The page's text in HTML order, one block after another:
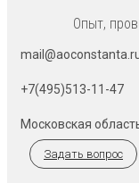
Опыт,
+7(495)513-11-47
Московская
Задать вопрос